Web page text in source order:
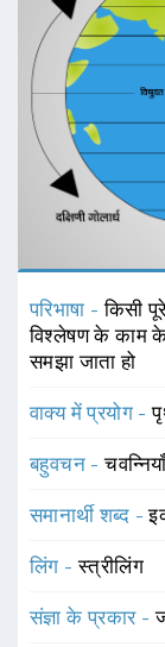
परिभाषा -किसी
विश्लेषण के काम
समझा जाता हो
वाक्य में प्रयोग -
बहुवचन -
समानार्थी शब्द -
लिंग -स्त्रीलिंग
संज्ञा के प्रकार -